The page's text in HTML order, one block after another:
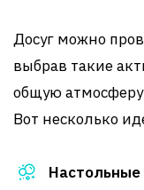
Досуг можно
выбрав такие
общую
Вот несколько
Настольные